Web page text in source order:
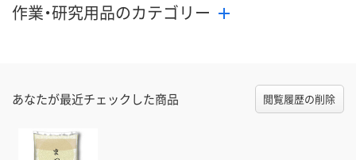
作業・研究用品のカテゴリー
あなたが最近チェックした商品 閲覧履歴の削除